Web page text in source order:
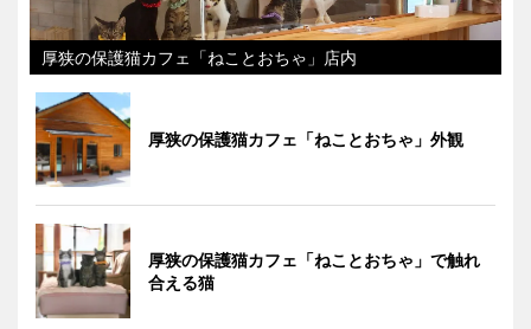
厚狭の保護猫カフェ「ねことおちゃ」店内
厚狭の保護猫カフェ「ねことおちゃ」外観
厚狭の保護猫カフェ「ねことおちゃ」で触れ
合える猫